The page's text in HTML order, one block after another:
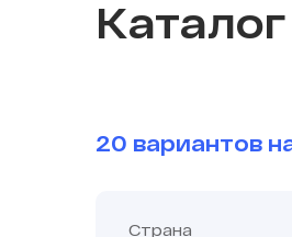
20 вариантов
Страна